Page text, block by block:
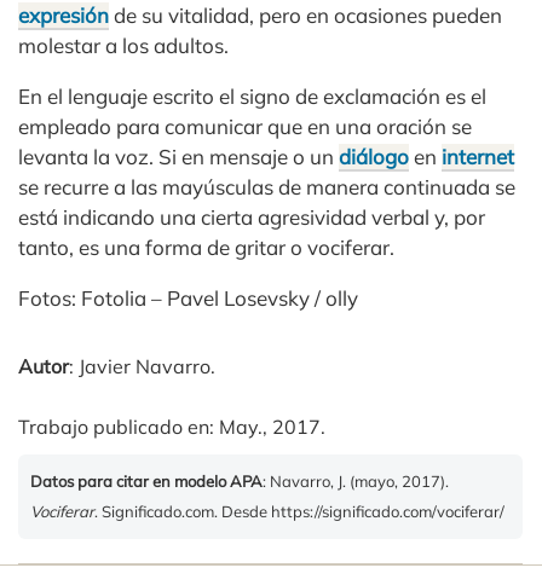
expresiónde su vitalidad, pero en ocasiones pueden
molestar a los adultos.
En el lenguaje escrito el signo de exclamación es el
empleado para comunicar que en una oración se
levanta la voz. Si en mensaje o un diálogoen internet
se recurre a las mayúsculas de manera continuada se
está indicando una cierta agresividad verbal y, por
tanto, es una forma de gritar o vociferar.
Fotos: Fotolia – Pavel Losevsky / olly
Autor: Javier Navarro.
Trabajo publicado en: May., 2017.
Datos para citar en modelo APA: Navarro, J. (mayo, 2017).
Vociferar. Significado.com. Desde https://significado.com/vociferar/